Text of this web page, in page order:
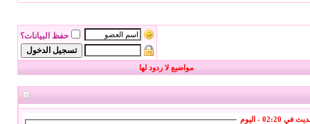
حفظ البيانات؟
مواضيع لا ردود لها
02:20 - اليوم